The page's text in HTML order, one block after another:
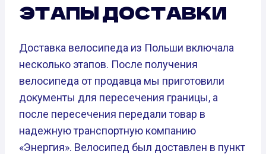
ЭТАПЫ ДОСТАВКИ
Доставка велосипеда из Польши включала
несколько этапов. После получения
велосипеда от продавца мы приготовили
документы для пересечения границы, а
после пересечения передали товар в
надежную транспортную компанию
«Энергия». Велосипед был доставлен в пункт